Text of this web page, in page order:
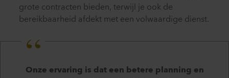
grote contracten bieden, terwijl je ook de
bereikbaarheid afdekt met een volwaardige dienst.
Onze ervaring is dat een betere planning en